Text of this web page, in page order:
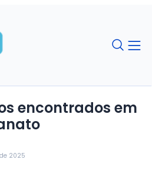
2025
encontrados em